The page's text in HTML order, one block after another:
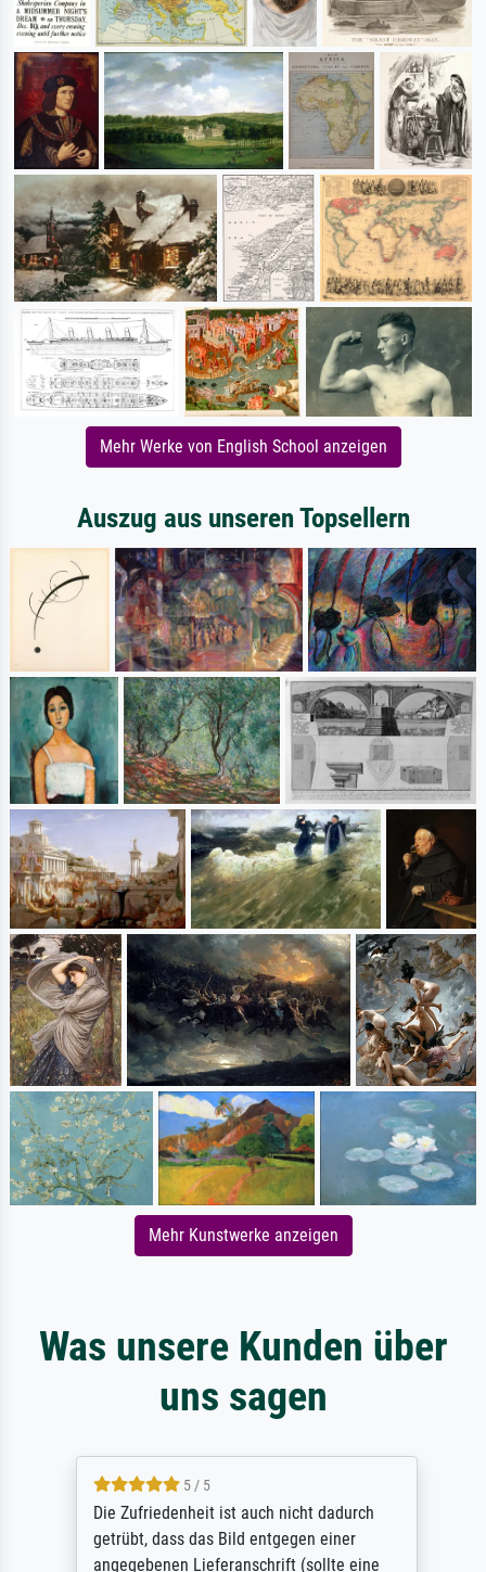
Mehr Werke von English School anzeigen
Auszug aus unseren Topsellern
Mehr Kunstwerke anzeigen
Was unsere Kunden über
uns sagen
5 / 5
Die Zufriedenheit ist auch nicht dadurch
getrübt, dass das Bild entgegen einer
angegebenen Lieferanschrift (sollte eine